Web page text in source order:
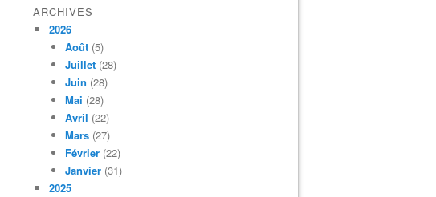
ARCHIVES
2026
Août (5)
Juillet (28)
Juin (28)
Mai (28)
Avril (22)
Mars (27)
Février (22)
Janvier (31)
2025